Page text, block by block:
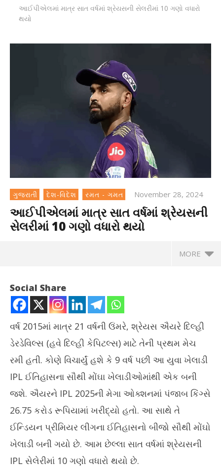
આઈપીએલમાં માત્ર સાત વર્ષમાં શ્રેયસની સેલરીમાં 10 ગણો વધારો
થયો
ગુજરાતી દેશ-વિદેશ રમત - ગમત November 28, 2024
આઈપીએલમાં માત્ર સાત વર્ષમાં શ્રેયસની
સેલરીમાં 10 ગણો વધારો થયો
MORE
આઈપીએલમાં માત્ર સાત વર્ષમાં શ્રેયસની સેલરીમાં 10 ગણો વધારો
થયો
November
28, 2024
Social Share
વર્ષ 2015માં માત્ર 21 વર્ષની ઉંમરે, શ્રેયસ ઐયરે દિલ્હી
ડેરડેવિલ્સ (હવે દિલ્હી કેપિટલ્સ) માટે તેની પ્રથમ મેચ
રમી હતી. કોણે વિચાર્યું હશે કે 9 વર્ષ પછી આ યુવા ખેલાડી
IPL ઈતિહાસના સૌથી મોંઘા ખેલાડીઓમાંથી એક બની
જશે. ઐયરને IPL 2025ની મેગા ઓક્શનમાં પંજાબ કિંગ્સે
26.75 કરોડ રૂપિયામાં ખરીદ્યો હતો. આ સાથે તે
ઈન્ડિયન પ્રીમિયર લીગના ઈતિહાસનો બીજો સૌથી મોંઘો
ખેલાડી બની ગયો છે. આમ છેલ્લા સાત વર્ષમાં શ્રેયસની
IPL સેલેરીમાં 10 ગણો વધારો થયો છે.